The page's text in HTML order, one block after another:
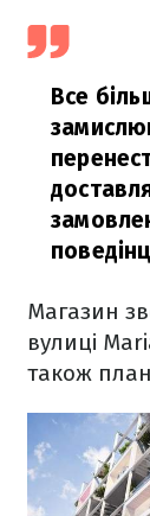
Все
Магазин
вулиці
також